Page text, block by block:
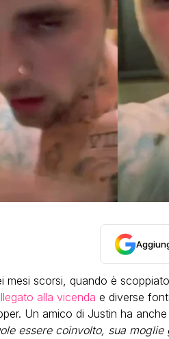
mesi scorsi, quando è
alla vicenda e diverse
Un amico di Justin ha
essere coinvolto, sua